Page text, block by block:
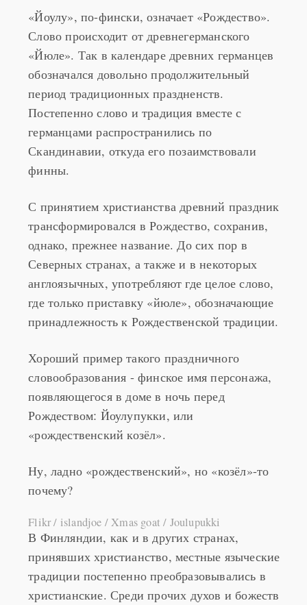
«Йоулу», по-фински, означает «Рождество».
Слово происходит от древнегерманского
«Йюле». Так в календаре древних германцев
обозначался довольно продолжительный
период традиционных праздненств.
Постепенно слово и традиция вместе с
германцами распространились по
Скандинавии, откуда его позаимствовали
финны.
С принятием христианства древний праздник
трансформировался в Рождество, сохранив,
однако, прежнее название. До сих пор в
Северных странах, а также и в некоторых
англоязычных, употребляют где целое слово,
где только приставку «йюле», обозначающие
принадлежность к Рождественской традиции.
Хороший пример такого праздничного
словообразования - финское имя персонажа,
появляющегося в доме в ночь перед
Рождеством: Йоулупукки, или
«рождественский козёл».
Ну, ладно «рождественский», но «козёл»-то
почему?
Flikr / islandjoe / Xmas goat / Joulupukki
В Финляндии, как и в других странах,
принявших христианство, местные языческие
традиции постепенно преобразовывались в
христианские. Среди прочих духов и божеств